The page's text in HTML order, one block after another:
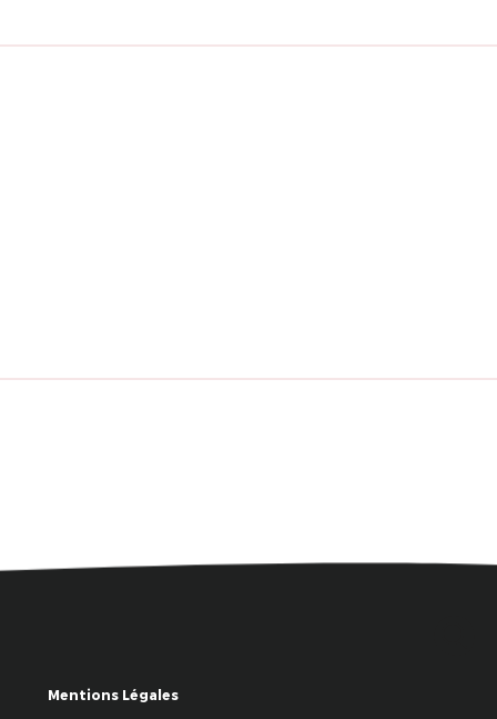
Mentions Légales